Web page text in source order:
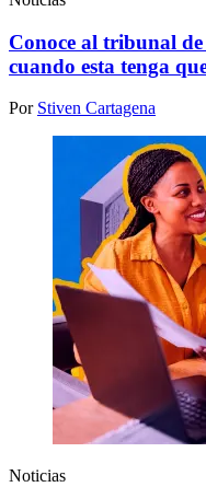
Conoce al tribunal
cuando esta tenga
Por Stiven Cartagena
Noticias